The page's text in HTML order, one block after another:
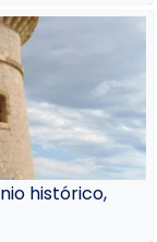
histórico,